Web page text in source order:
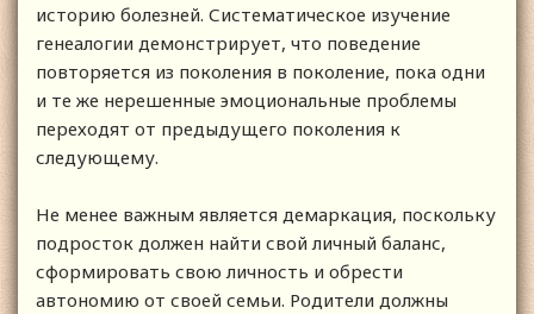
историю болезней. Систематическое изучение
генеалогии демонстрирует, что поведение
повторяется из поколения в поколение, пока одни
и те же нерешенные эмоциональные проблемы
переходят от предыдущего поколения к
следующему.
Не менее важным является демаркация, поскольку
подросток должен найти свой личный баланс,
сформировать свою личность и обрести
автономию от своей семьи. Родители должны